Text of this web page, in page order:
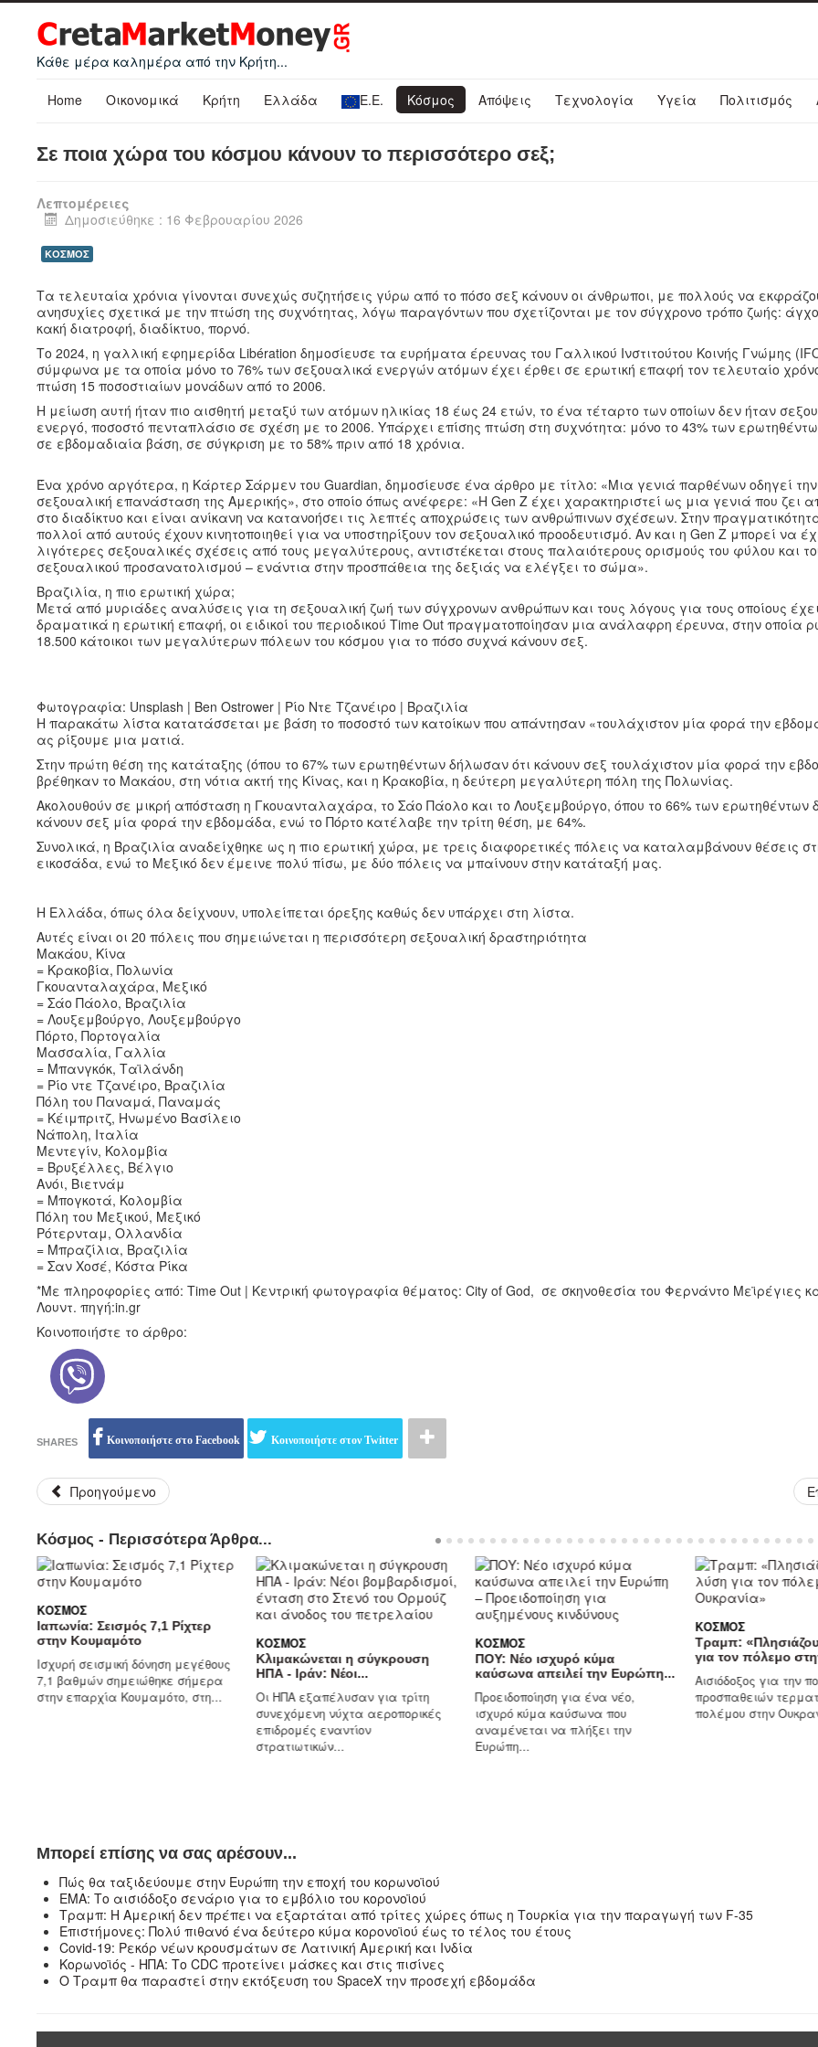
Κάθε μέρα καλημέρα από την Κρήτη...
Home Οικονομικά Κρήτη Ελλάδα Ε.Ε. Κόσμος Απόψεις Τεχνολογία Υγεία Πολιτισμός
Σε ποια χώρα του κόσμου κάνουν το περισσότερο σεξ;
Λεπτομέρειες
Δημοσιεύθηκε : 16 Φεβρουαρίου 2026
ΚΟΣΜΟΣ
Τα τελευταία χρόνια γίνoνται συνεχώς συζητήσεις γύρω από το πόσο σεξ κάνουν οι άνθρωποι, με πολλούς να
ανησυχίες σχετικά με την πτώση της συχνότητας, λόγω παραγόντων που σχετίζονται με τον σύγχρονο τρόπο ζωής:
κακή διατροφή, διαδίκτυο, πορνό.
Το 2024, η γαλλική εφημερίδα Libération δημοσίευσε τα ευρήματα έρευνας του Γαλλικού Ινστιτούτου Κοινής Γνώμης
σύμφωνα με τα οποία μόνο το 76% των σεξουαλικά ενεργών ατόμων έχει έρθει σε ερωτική επαφή τον τελευταίο
πτώση 15 ποσοστιαίων μονάδων από το 2006.
Η μείωση αυτή ήταν πιο αισθητή μεταξύ των ατόμων ηλικίας 18 έως 24 ετών, το ένα τέταρτο των οποίων δεν ήταν
ενεργό, ποσοστό πενταπλάσιο σε σχέση με το 2006. Υπάρχει επίσης πτώση στη συχνότητα: μόνο το 43% των
σε εβδομαδιαία βάση, σε σύγκριση με το 58% πριν από 18 χρόνια.
Ένα χρόνο αργότερα, η Κάρτερ Σάρμεν του Guardian, δημοσίευσε ένα άρθρο με τίτλο: «Μια γενιά παρθένων οδηγεί
σεξουαλική επανάσταση της Αμερικής», στο οποίο όπως ανέφερε: «H Gen Z έχει χαρακτηριστεί ως μια γενιά που ζει
στο διαδίκτυο και είναι ανίκανη να κατανοήσει τις λεπτές αποχρώσεις των ανθρώπινων σχέσεων. Στην
πολλοί από αυτούς έχουν κινητοποιηθεί για να υποστηρίξουν τον σεξουαλικό προοδευτισμό. Αν και η Gen Z μπορεί να
λιγότερες σεξουαλικές σχέσεις από τους μεγαλύτερους, αντιστέκεται στους παλαιότερους ορισμούς του φύλου και
σεξουαλικού προσανατολισμού – ενάντια στην προσπάθεια της δεξιάς να ελέγξει το σώμα».
Βραζιλία, η πιο ερωτική χώρα;
Μετά από μυριάδες αναλύσεις για τη σεξουαλική ζωή των σύγχρονων ανθρώπων και τους λόγους για τους οποίους
δραματικά η ερωτική επαφή, οι ειδικοί του περιοδικού Time Out πραγματοποίησαν μια ανάλαφρη έρευνα, στην οποία
18.500 κάτοικοι των μεγαλύτερων πόλεων του κόσμου για το πόσο συχνά κάνουν σεξ.
Φωτογραφία: Unsplash | Ben Ostrower | Ρίο Ντε Τζανέιρο | Βραζιλία
Η παρακάτω λίστα κατατάσσεται με βάση το ποσοστό των κατοίκων που απάντησαν «τουλάχιστον μία φορά την
ας ρίξουμε μια ματιά.
Στην πρώτη θέση της κατάταξης (όπου το 67% των ερωτηθέντων δήλωσαν ότι κάνουν σεξ τουλάχιστον μία φορά την
βρέθηκαν το Μακάου, στη νότια ακτή της Κίνας, και η Κρακοβία, η δεύτερη μεγαλύτερη πόλη της Πολωνίας.
Ακολουθούν σε μικρή απόσταση η Γκουανταλαχάρα, το Σάο Πάολο και το Λουξεμβούργο, όπου το 66% των ερωτηθέντων
κάνουν σεξ μία φορά την εβδομάδα, ενώ το Πόρτο κατέλαβε την τρίτη θέση, με 64%.
Συνολικά, η Βραζιλία αναδείχθηκε ως η πιο ερωτική χώρα, με τρεις διαφορετικές πόλεις να καταλαμβάνουν θέσεις
εικοσάδα, ενώ το Μεξικό δεν έμεινε πολύ πίσω, με δύο πόλεις να μπαίνουν στην κατάταξή μας.
Η Ελλάδα, όπως όλα δείχνουν, υπολείπεται όρεξης καθώς δεν υπάρχει στη λίστα.
Αυτές είναι οι 20 πόλεις που σημειώνεται η περισσότερη σεξουαλική δραστηριότητα
Μακάου, Κίνα
= Κρακοβία, Πολωνία
Γκουανταλαχάρα, Μεξικό
= Σάο Πάολο, Βραζιλία
= Λουξεμβούργο, Λουξεμβούργο
Πόρτο, Πορτογαλία
Μασσαλία, Γαλλία
= Μπανγκόκ, Ταϊλάνδη
= Ρίο ντε Τζανέιρο, Βραζιλία
Πόλη του Παναμά, Παναμάς
= Κέιμπριτζ, Ηνωμένο Βασίλειο
Νάπολη, Ιταλία
Μεντεγίν, Κολομβία
= Βρυξέλλες, Βέλγιο
Ανόι, Βιετνάμ
= Μπογκοτά, Κολομβία
Πόλη του Μεξικού, Μεξικό
Ρότερνταμ, Ολλανδία
= Μπραζίλια, Βραζιλία
= Σαν Χοσέ, Κόστα Ρίκα
*Με πληροφορίες από: Time Out | Κεντρική φωτογραφία θέματος: City of God, σε σκηνοθεσία του Φερνάντο Μεϊρέγιες
Λουντ. πηγή:in.gr
Κοινοποιήστε το άρθρο:
SHARES Κοινοποιήστε στο Facebook Κοινοποιήστε στον Twitter
Προηγούμενο
Κόσμος - Περισσότερα Άρθρα...
ΚΌΣΜΟΣ
Ιαπωνία: Σεισμός 7,1 Ρίχτερ
στην Κουμαμότο
Ισχυρή σεισμική δόνηση μεγέθους
7,1 βαθμών σημειώθηκε σήμερα
στην επαρχία Κουμαμότο, στη...
ΚΌΣΜΟΣ
Κλιμακώνεται η σύγκρουση
ΗΠΑ - Ιράν: Νέοι...
Οι ΗΠΑ εξαπέλυσαν για τρίτη
συνεχόμενη νύχτα αεροπορικές
επιδρομές εναντίον
στρατιωτικών...
ΚΌΣΜΟΣ
ΠΟΥ: Νέο ισχυρό κύμα
καύσωνα απειλεί την Ευρώπη...
Προειδοποίηση για ένα νέο,
ισχυρό κύμα καύσωνα που
αναμένεται να πλήξει την
Ευρώπη...
ΚΌΣΜΟΣ
Τραμπ:
για τον πόλεμο
Αισιόδοξος για την
προσπαθειών
πολέμου στην
Μπορεί επίσης να σας αρέσουν...
Πώς θα ταξιδεύουμε στην Ευρώπη την εποχή του κορωνοϊού
ΕΜΑ: Το αισιόδοξο σενάριο για το εμβόλιο του κορονοϊού
Τραμπ: Η Αμερική δεν πρέπει να εξαρτάται από τρίτες χώρες όπως η Τουρκία για την παραγωγή των F-35
Επιστήμονες: Πολύ πιθανό ένα δεύτερο κύμα κορονοϊού έως το τέλος του έτους
Covid-19: Ρεκόρ νέων κρουσμάτων σε Λατινική Αμερική και Ινδία
Κορωνοϊός - ΗΠΑ: Το CDC προτείνει μάσκες και στις πισίνες
Ο Τραμπ θα παραστεί στην εκτόξευση του SpaceX την προσεχή εβδομάδα